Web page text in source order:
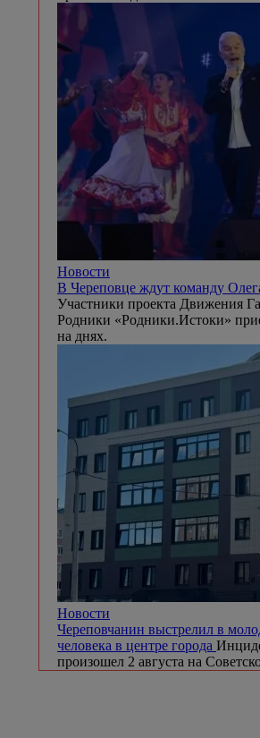
Новости
В Череповце ждут команду
Участники проекта Движения
Родники «Родники.Истоки»
на днях.
Новости
Череповчанин выстрелил в
человека в центре города
произошел 2 августа на